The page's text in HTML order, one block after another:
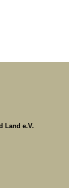
Land e.V.